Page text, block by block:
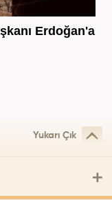
Erdoğan'a
Yukarı Çık